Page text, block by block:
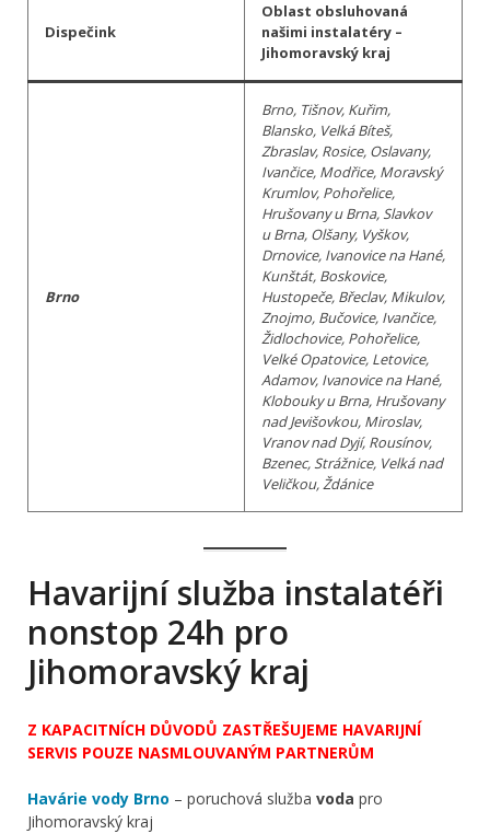
Dispečink
Oblast obsluhovaná
našimi instalatéry –
Jihomoravský kraj
Brno
Brno, Tišnov, Kuřim,
Blansko, Velká Bíteš,
Zbraslav, Rosice, Oslavany,
Ivančice, Modřice, Moravský
Krumlov, Pohořelice,
Hrušovany u Brna, Slavkov
u Brna, Olšany, Vyškov,
Drnovice, Ivanovice na Hané,
Kunštát, Boskovice,
Hustopeče, Břeclav, Mikulov,
Znojmo, Bučovice, Ivančice,
Židlochovice, Pohořelice,
Velké Opatovice, Letovice,
Adamov, Ivanovice na Hané,
Klobouky u Brna, Hrušovany
nad Jevišovkou, Miroslav,
Vranov nad Dyjí, Rousínov,
Bzenec, Strážnice, Velká nad
Veličkou, Ždánice
Havarijní služba instalatéři
nonstop 24h pro
Jihomoravský kraj
Z KAPACITNÍCH DŮVODŮ ZASTŘEŠUJEME HAVARIJNÍ
SERVIS POUZE NASMLOUVANÝM PARTNERŮM
Havárie vody Brno – poruchová služba voda pro
Jihomoravský kraj